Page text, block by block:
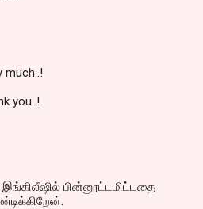
much..!
you..!
பின்னூட்டமிட்டதை